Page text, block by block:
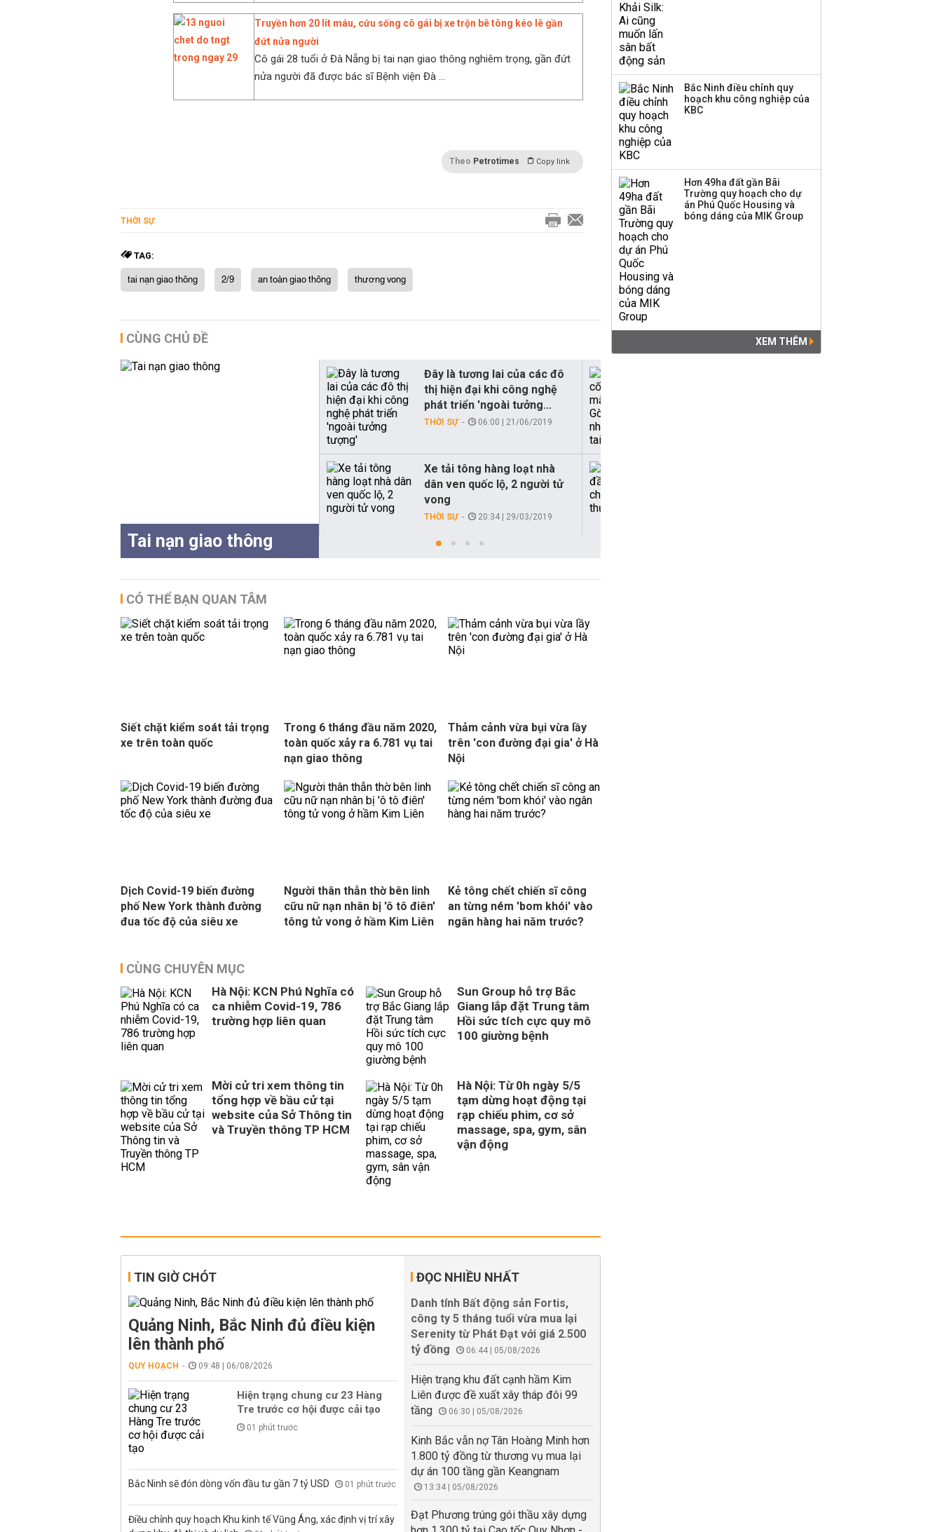
Truyền hơn 20 lít máu, cứu sống cô gái bị xe trộn bê tông kéo lê gần
đứt nửa người
Cô gái 28 tuổi ở Đà Nẵng bị tai nạn giao thông nghiêm trọng, gần đứt
nửa người đã được bác sĩ Bệnh viện Đà ...
Theo Petrotimes Copy link
THỜI SỰ
TAG:
tai nạn giao thông 2/9 an toàn giao thông thương vong
CÙNG CHỦ ĐỀ
Tai nạn giao thông
Đây là tương lai của các đô
thị hiện đại khi công nghệ
phát triển 'ngoài tưởng...
THỜI SỰ 06:00 | 21/06/2019
Xe tải tông hàng loạt nhà
dân ven quốc lộ, 2 người tử
vong
THỜI SỰ 20:34 | 29/03/2019
CÓ THỂ BẠN QUAN TÂM
Siết chặt kiểm soát tải trọng
xe trên toàn quốc
Trong 6 tháng đầu năm 2020,
toàn quốc xảy ra 6.781 vụ tai
nạn giao thông
Thảm cảnh vừa bụi vừa lầy
trên 'con đường đại gia' ở Hà
Nội
Dịch Covid-19 biến đường
phố New York thành đường
đua tốc độ của siêu xe
Người thân thẫn thờ bên linh
cữu nữ nạn nhân bị 'ô tô điên'
tông tử vong ở hầm Kim Liên
Kẻ tông chết chiến sĩ công
an từng ném 'bom khói' vào
ngân hàng hai năm trước?
CÙNG CHUYÊN MỤC
Hà Nội: KCN Phú Nghĩa có
ca nhiễm Covid-19, 786
trường hợp liên quan
Sun Group hỗ trợ Bắc
Giang lắp đặt Trung tâm
Hồi sức tích cực quy mô
100 giường bệnh
Mời cử tri xem thông tin
tổng hợp về bầu cử tại
website của Sở Thông tin
và Truyền thông TP HCM
Hà Nội: Từ 0h ngày 5/5
tạm dừng hoạt động tại
rạp chiếu phim, cơ sở
massage, spa, gym, sân
vận động
TIN GIỜ CHÓT
Quảng Ninh, Bắc Ninh đủ điều kiện
lên thành phố
QUY HOẠCH 09:48 | 06/08/2026
Hiện trạng chung cư 23 Hàng
Tre trước cơ hội được cải tạo
01 phút trước
Bắc Ninh sẽ đón dòng vốn đầu tư gần 7 tỷ USD 01 phút trước
Điều chỉnh quy hoạch Khu kinh tế Vũng Áng, xác định vị trí xây
ĐỌC NHIỀU NHẤT
Danh tính Bất động sản Fortis,
công ty 5 tháng tuổi vừa mua lại
Serenity từ Phát Đạt với giá 2.500
tỷ đồng
06:44 | 05/08/2026
Hiện trạng khu đất cạnh hầm Kim
Liên được đề xuất xây tháp đôi 99
tầng
06:30 | 05/08/2026
Kinh Bắc vẫn nợ Tân Hoàng Minh hơn
1.800 tỷ đồng từ thương vụ mua lại
dự án 100 tầng gần Keangnam
13:34 | 05/08/2026
Đạt Phương trúng gói thầu xây dựng
Bắc Ninh điều chỉnh quy
hoạch khu công nghiệp của
KBC
Hơn 49ha đất gần Bãi
Trường quy hoạch cho dự
án Phú Quốc Housing và
bóng dáng của MIK Group
XEM THÊM